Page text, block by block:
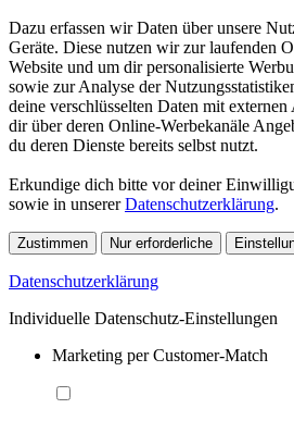
Dazu erfassen wir Daten über unsere
Geräte. Diese nutzen wir zur laufenden
Website und um dir personalisierte
sowie zur Analyse der
deine verschlüsselten Daten mit
dir über deren Online-Werbekanäle
du deren Dienste bereits selbst nutzt.
Erkundige dich bitte vor deiner
sowie in unsererDatenschutzerklärung.
Zustimmen Nur erforderliche
Datenschutzerklärung
Individuelle Datenschutz-Einstellungen
Marketing per Customer-Match